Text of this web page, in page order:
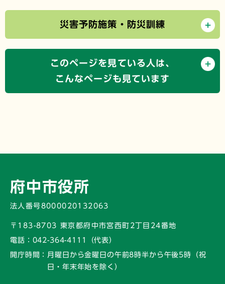
災害予防施策・防災訓練
このページを見ている人は、
こんなページも見ています
府中市役所
法人番号8000020132063
〒183-8703 東京都府中市宮西町2丁目24番地
電話： 042-364-4111（代表）
開庁時間： 月曜日から金曜日の午前8時半から午後5時 （祝
日・年末年始を除く）